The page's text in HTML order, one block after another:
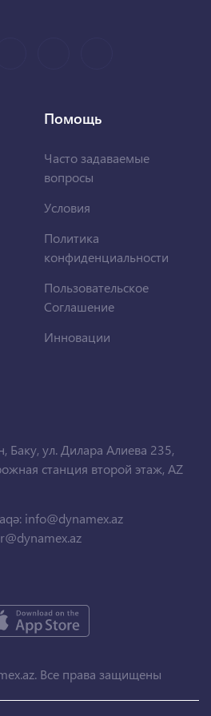
Помощь
Часто задаваемые
вопросы
Условия
Политика
конфиденциальности
Пользовательское
Соглашение
Инновации
Баку, ул. Дилара Алиева 235,
станция второй этаж, AZ
info@dynamex.az
Все права защищены